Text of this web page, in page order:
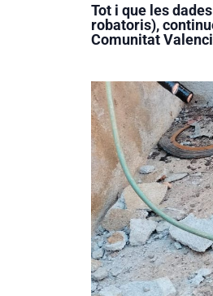
Tot i que les
robatoris),
Comunitat